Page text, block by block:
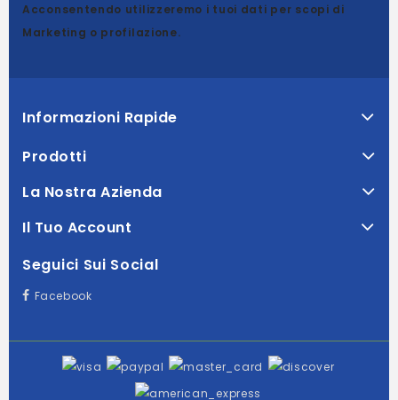
Acconsentendo utilizzeremo i tuoi dati per scopi di
Marketing o profilazione.
Informazioni Rapide
Prodotti
La Nostra Azienda
Il Tuo Account
Seguici Sui Social
Facebook